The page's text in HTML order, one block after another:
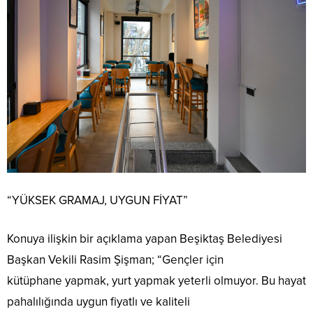
“YÜKSEK GRAMAJ, UYGUN FİYAT”
Konuya ilişkin bir açıklama yapan Beşiktaş Belediyesi
Başkan Vekili Rasim Şişman; “Gençler için
kütüphane yapmak, yurt yapmak yeterli olmuyor. Bu hayat
pahalılığında uygun fiyatlı ve kaliteli